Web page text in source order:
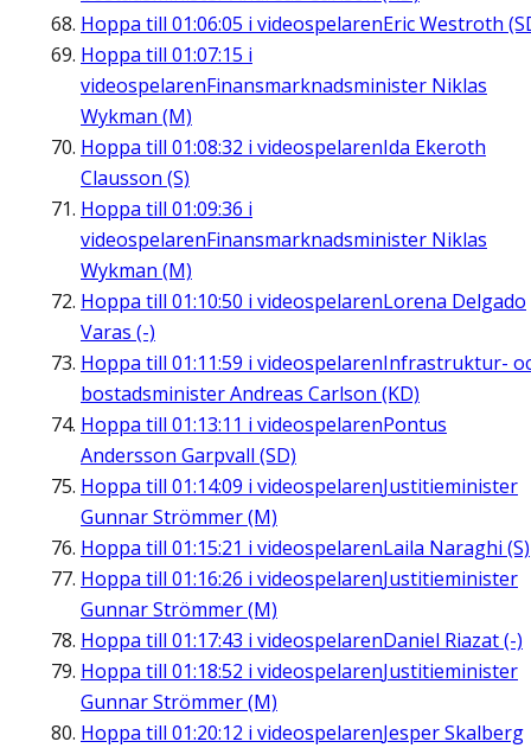
Hoppa till 01:06:05 i videospelarenEric Westroth
Hoppa till 01:07:15 i
videospelarenFinansmarknadsminister Niklas
Wykman (M)
Hoppa till 01:08:32 i videospelarenIda Ekeroth
Clausson (S)
Hoppa till 01:09:36 i
videospelarenFinansmarknadsminister Niklas
Wykman (M)
Hoppa till 01:10:50 i videospelarenLorena Delgado
Varas (-)
Hoppa till 01:11:59 i videospelarenInfrastruktur-
bostadsminister Andreas Carlson (KD)
Hoppa till 01:13:11 i videospelarenPontus
Andersson Garpvall (SD)
Hoppa till 01:14:09 i videospelarenJustitieminister
Gunnar Strömmer (M)
Hoppa till 01:15:21 i videospelarenLaila Naraghi (S)
Hoppa till 01:16:26 i videospelarenJustitieminister
Gunnar Strömmer (M)
Hoppa till 01:17:43 i videospelarenDaniel Riazat (-)
Hoppa till 01:18:52 i videospelarenJustitieminister
Gunnar Strömmer (M)
Hoppa till 01:20:12 i videospelarenJesper Skalberg